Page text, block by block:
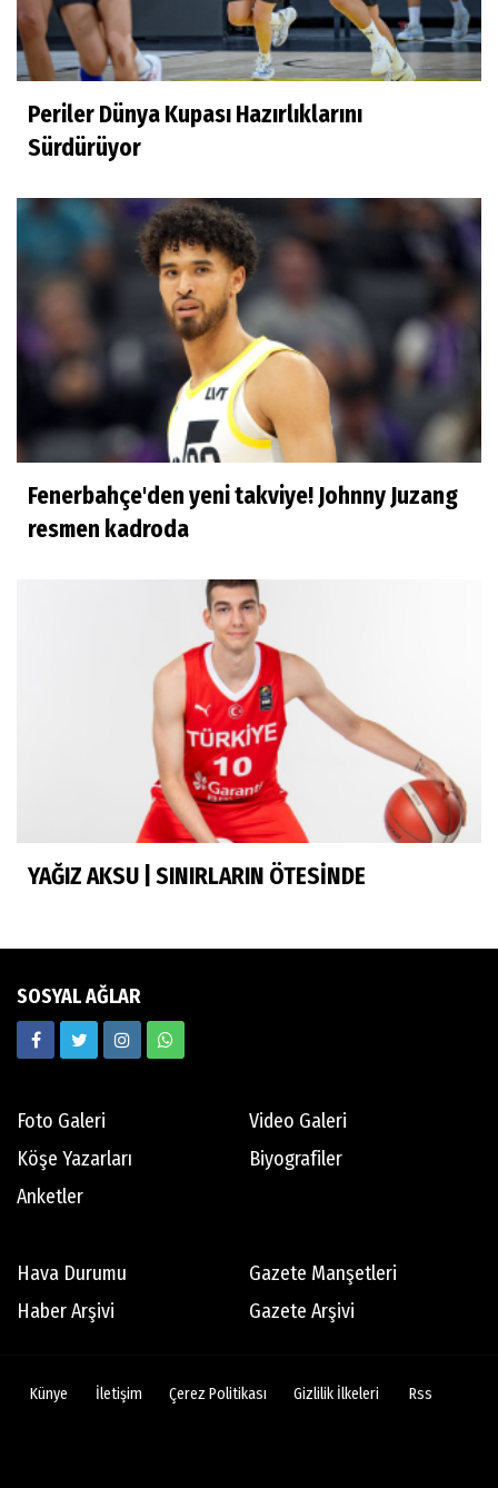
Derya Yannıer
Bilimin ışığında...
Doğan Hakyemez
Ilgım Çetin
Muhteşem veda
Ece Ergez
TBL'YE YÜKSELEN İKİ BÜYÜK HİKÂYE
İhsan Bayülken
İyi ki...
Esmeral Tunçluer
Batur Abi anısına...
Murat Yosmaoğlu
Herkesin Batur Abisi
Neşe Ceylan Zengin
Ekrem Memnun
Hedef odaklı
Abdi İpekçi
Mutsuz son
Dikiş tutturamayan 76ers'ın son 10 yılında
Periler Dünya Kupası Hazırlıklarını
Sürdürüyor
Fenerbahçe'den yeni takviye! Johnny Juzang
resmen kadroda
YAĞIZ AKSU | SINIRLARIN ÖTESİNDE
SOSYAL AĞLAR
Foto Galeri
Video Galeri
Köşe Yazarları
Biyografiler
Anketler
Hava Durumu
Gazete Manşetleri
Haber Arşivi
Gazete Arşivi
Künye İletişim Çerez Politikası Gizlilik İlkeleri Rss